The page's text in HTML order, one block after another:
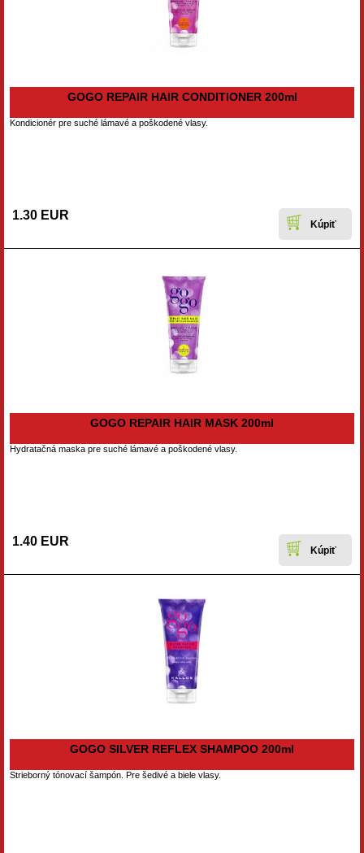
GOGO REPAIR HAIR CONDITIONER 200ml
Kondicionér pre suché lámavé a poškodené vlasy.
1.30 EUR
GOGO REPAIR HAIR MASK 200ml
Hydratačná maska pre suché lámavé a poškodené vlasy.
1.40 EUR
GOGO SILVER REFLEX SHAMPOO 200ml
Strieborný tónovací šampón. Pre šedivé a biele vlasy.